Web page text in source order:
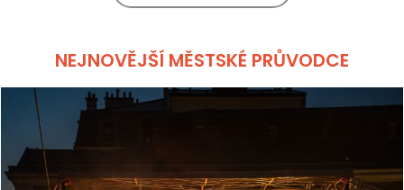
NEJNOVĚJŠÍ MĚSTSKÉ PRŮVODCE